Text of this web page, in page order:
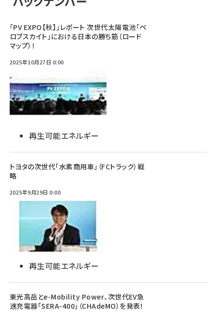
「PV EXPO【秋】」レポート 次世代太陽電池「ペ
ロブスカイト」における日本の勝ち筋（ロード
マップ）！
2025年10月27日 0:00
再生可能エネルギー
トヨタの次世代「水素商用車」（FCトラック）戦
略
2025年9月29日 0:00
再生可能エネルギー
東光高岳とe-Mobility Power、次世代EV急
速充電器「SERA-400」（CHAdeMO）を発表！